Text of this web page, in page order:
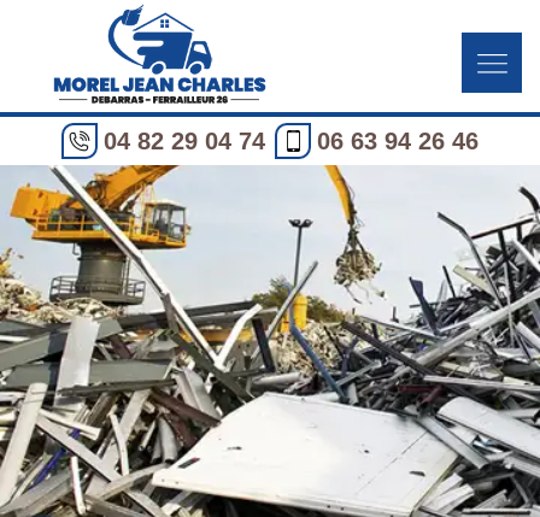
04 82 29 04 74 06 63 94 26 46